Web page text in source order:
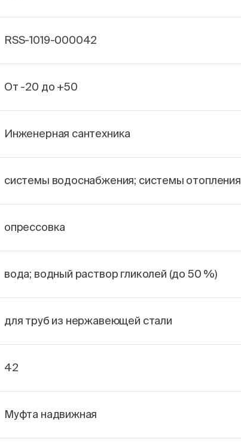
RSS-1019-000042
От -20 до +50
Инженерная сантехника
системы водоснабжения; системы отопления
опрессовка
вода; водный раствор гликолей (до 50 %)
для труб из нержавеющей стали
42
Муфта надвижная